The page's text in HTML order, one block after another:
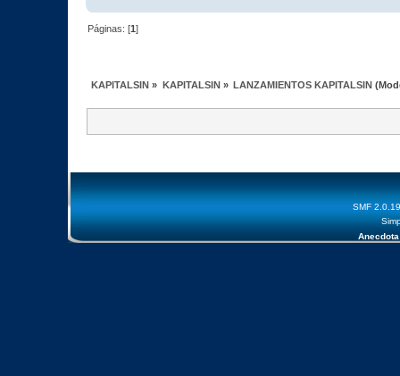
Páginas: [1]
KAPITALSIN » KAPITALSIN» LANZAMIENTOS KAPITALSIN
SMF 2.0.19
Anecdota